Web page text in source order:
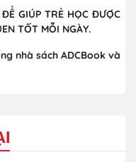
GIÚP TRẺ HỌC ĐƯỢC
TỐT MỖI NGÀY.
nhà sách ADCBook và